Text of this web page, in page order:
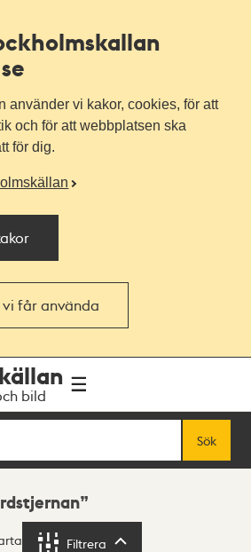
använder vi kakor, cookies, för att
och för att webbplatsen ska
för dig.
vi får använda
bild
Sök
Filtrera